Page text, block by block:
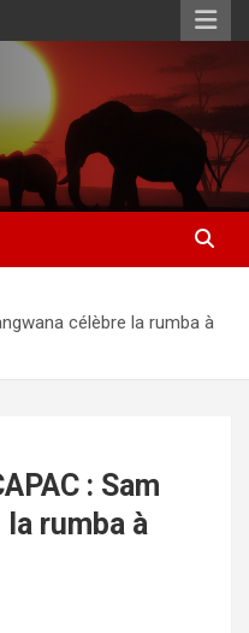
célèbre la rumba à
: Sam
rumba à